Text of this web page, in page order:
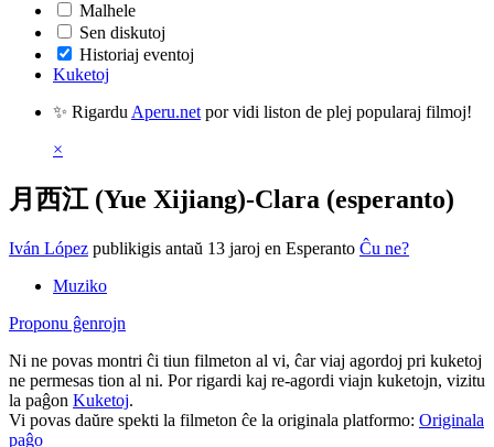
Malhele
Sen diskutoj
Historiaj eventoj
Kuketoj
✨ Rigardu Aperu.net por vidi liston de plej popularaj filmoj!
×
月西江 (Yue Xijiang)-Clara (esperanto)
Iván López publikigis antaŭ 13 jaroj en Esperanto Ĉu ne?
Muziko
Proponu ĝenrojn
Ni ne povas montri ĉi tiun filmeton al vi, ĉar viaj agordoj pri kuketoj
ne permesas tion al ni. Por rigardi kaj re-agordi viajn kuketojn, vizitu
la paĝon Kuketoj.
Vi povas daŭre spekti la filmeton ĉe la originala platformo: Originala
paĝo